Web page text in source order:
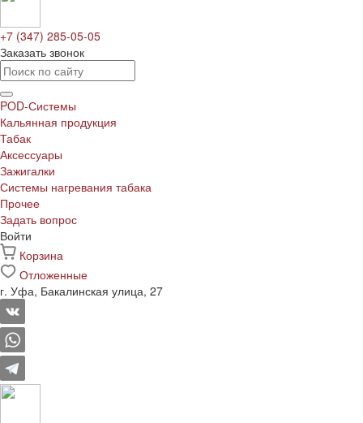
+7 (347) 285-05-05
Заказать звонок
POD-Системы
Кальянная продукция
Табак
Аксессуары
Зажигалки
Системы нагревания табака
Прочее
Задать вопрос
Войти
Корзина
Отложенные
г. Уфа, Бакалинская улица, 27